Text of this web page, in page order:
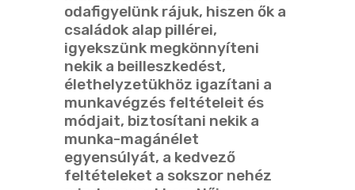
odafigyelünk rájuk, hiszen ők a
családok alap pillérei,
igyekszünk megkönnyíteni
nekik a beilleszkedést,
élethelyzetükhöz igazítani a
munkavégzés feltételeit és
módjait, biztosítani nekik a
munka-magánélet
egyensúlyát, a kedvező
feltételeket a sokszor nehéz